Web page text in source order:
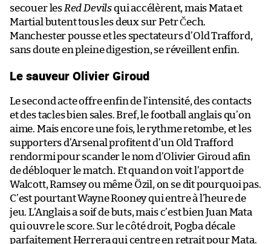
secouer les Red Devilsqui accélèrent, mais Mata et
Martial butent tous les deux sur Petr Čech.
Manchester pousse et les spectateurs d’Old Trafford,
sans doute en pleine digestion, se réveillent enfin.
Le sauveur Olivier Giroud
Le second acte offre enfin de l’intensité, des contacts
et des tacles bien sales. Bref, le football anglais qu’on
aime. Mais encore une fois, le rythme retombe, et les
supporters d’Arsenal profitent d’un Old Trafford
rendormi pour scander le nom d’Olivier Giroud afin
de débloquer le match. Et quand on voit l’apport de
Walcott, Ramsey ou même Özil, on se dit pourquoi pas.
C’est pourtant Wayne Rooney qui entre à l’heure de
jeu. L’Anglais a soif de buts, mais c’est bien Juan Mata
qui ouvre le score. Sur le côté droit, Pogba décale
parfaitement Herrera qui centre en retrait pour Mata.